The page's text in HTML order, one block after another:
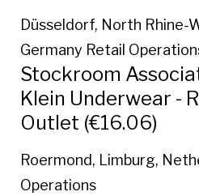
Düsseldorf, North Rhine-
Germany Retail
Stockroom
Klein Underwear -
Outlet (€16.06)
Roermond, Limburg,
Operations